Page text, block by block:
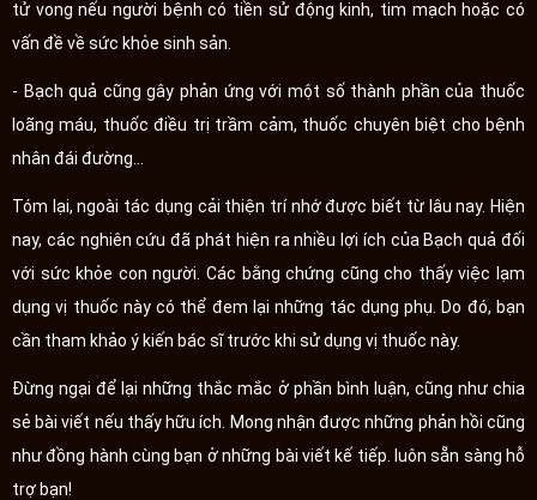
tử vong nếu người bệnh có tiền sử động kinh, tim mạch hoặc có
vấn đề về sức khỏe sinh sản.
- Bạch quả cũng gây phản ứng với một số thành phần của thuốc
loãng máu, thuốc điều trị trầm cảm, thuốc chuyên biệt cho bệnh
nhân đái đường…
Tóm lại, ngoài tác dụng cải thiện trí nhớ được biết từ lâu nay. Hiện
nay, các nghiên cứu đã phát hiện ra nhiều lợi ích của Bạch quả đối
với sức khỏe con người. Các bằng chứng cũng cho thấy việc lạm
dụng vị thuốc này có thể đem lại những tác dụng phụ. Do đó, bạn
cần tham khảo ý kiến bác sĩ trước khi sử dụng vị thuốc này.
Đừng ngại để lại những thắc mắc ở phần bình luận, cũng như chia
sẻ bài viết nếu thấy hữu ích. Mong nhận được những phản hồi cũng
như đồng hành cùng bạn ở những bài viết kế tiếp. luôn sẵn sàng hỗ
trợ bạn!